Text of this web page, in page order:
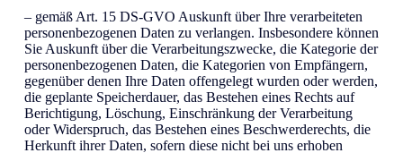
– gemäß Art. 15 DS-GVO Auskunft über Ihre verarbeiteten
personenbezogenen Daten zu verlangen. Insbesondere können
Sie Auskunft über die Verarbeitungszwecke, die Kategorie der
personenbezogenen Daten, die Kategorien von Empfängern,
gegenüber denen Ihre Daten offengelegt wurden oder werden,
die geplante Speicherdauer, das Bestehen eines Rechts auf
Berichtigung, Löschung, Einschränkung der Verarbeitung
oder Widerspruch, das Bestehen eines Beschwerderechts, die
Herkunft ihrer Daten, sofern diese nicht bei uns erhoben